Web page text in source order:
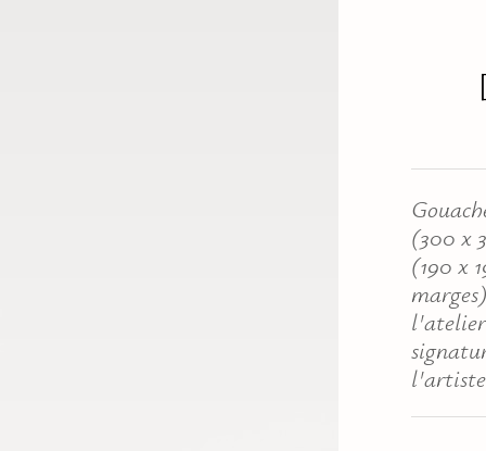
(300 x
(190 x